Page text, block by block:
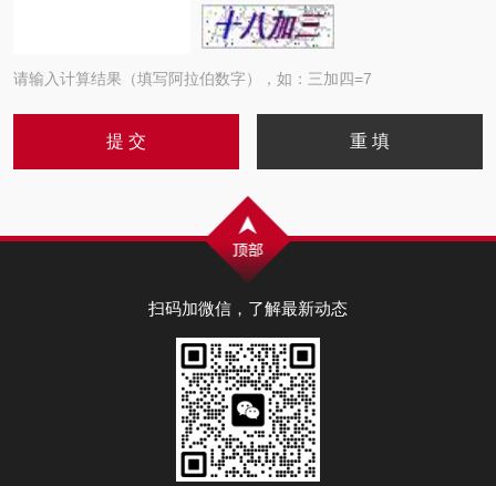
请输入计算结果（填写阿拉伯数字），如：三加四=7
扫码加微信，了解最新动态